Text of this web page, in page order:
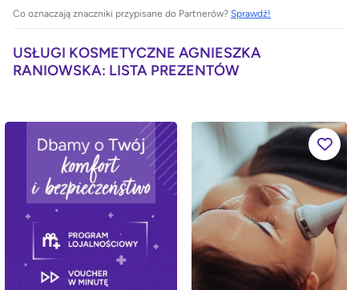
Co oznaczają znaczniki przypisane do Partnerów? Sprawdź!
USŁUGI KOSMETYCZNE AGNIESZKA
RANIOWSKA: LISTA PREZENTÓW